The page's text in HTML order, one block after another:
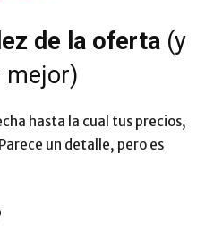
de la oferta (y
mejor)
hasta la cual tus precios,
un detalle, pero es